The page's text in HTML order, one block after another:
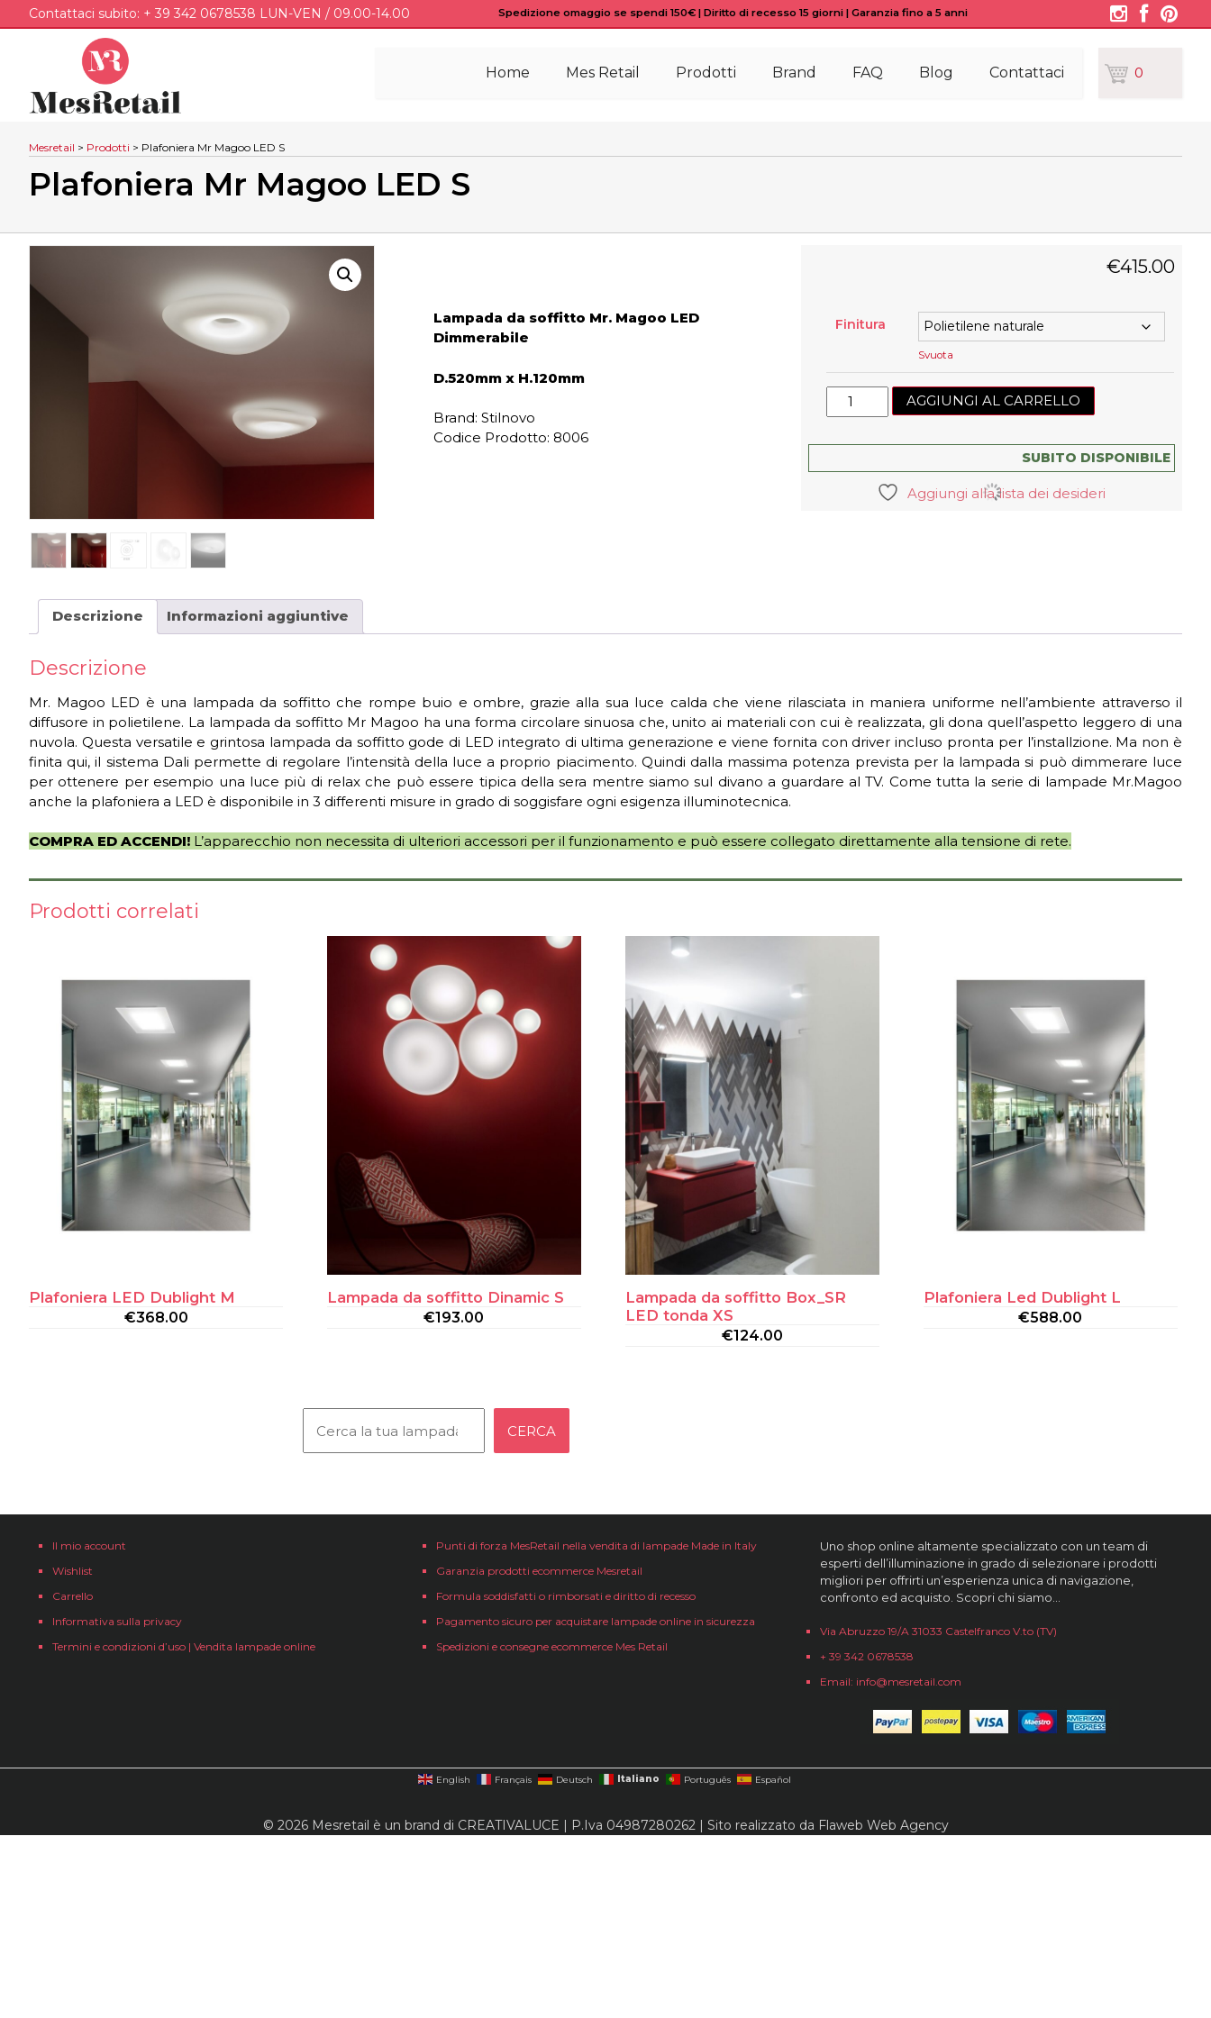
Contattaci subito: + 39 342 0678538 LUN-VEN / 09.00-14.00 Spedizione omaggio se spendi 150€ | Diritto di recesso 15 giorni | Garanzia fino a 5 anni
Home Mes Retail Prodotti Brand FAQ Blog Contattaci 0
Mesretail > Prodotti > Plafoniera Mr Magoo LED S
Plafoniera Mr Magoo LED S
€415.00
Finitura
Svuota
Plafoniera
Mr
S
quantità
AGGIUNGI AL CARRELLO
SUBITO DISPONIBILE
Aggiungi alla lista dei desideri
Lampada da soffitto Mr. Magoo LED
Dimmerabile
D.520mm x H.120mm
Brand: Stilnovo
Codice Prodotto: 8006
Descrizione Informazioni aggiuntive
Descrizione
Mr. Magoo LED è una lampada da soffitto che rompe buio e ombre, grazie alla sua luce calda che viene rilasciata in maniera uniforme nell’ambiente attraverso il
diffusore in polietilene. La lampada da soffitto Mr Magoo ha una forma circolare sinuosa che, unito ai materiali con cui è realizzata, gli dona quell’aspetto leggero di una
nuvola. Questa versatile e grintosa lampada da soffitto gode di LED integrato di ultima generazione e viene fornita con driver incluso pronta per l’installzione. Ma non è
finita qui, il sistema Dali permette di regolare l’intensità della luce a proprio piacimento. Quindi dalla massima potenza prevista per la lampada si può dimmerare luce
per ottenere per esempio una luce più di relax che può essere tipica della sera mentre siamo sul divano a guardare al TV. Come tutta la serie di lampade Mr.Magoo
anche la plafoniera a LED è disponibile in 3 differenti misure in grado di soggisfare ogni esigenza illuminotecnica.
COMPRA ED ACCENDI! L’apparecchio non necessita di ulteriori accessori per il funzionamento e può essere collegato direttamente alla tensione di rete.
Prodotti correlati
Plafoniera LED Dublight M
€368.00
Lampada da soffitto Dinamic S
€193.00
Lampada da soffitto Box_SR
LED tonda XS
€124.00
Plafoniera Led Dublight L
€588.00
CERCA
Il mio account
Wishlist
Carrello
Informativa sulla privacy
Termini e condizioni d’uso | Vendita lampade online
Punti di forza MesRetail nella vendita di lampade Made in Italy
Garanzia prodotti ecommerce Mesretail
Formula soddisfatti o rimborsati e diritto di recesso
Pagamento sicuro per acquistare lampade online in sicurezza
Spedizioni e consegne ecommerce Mes Retail
Uno shop online altamente specializzato con un team di
esperti dell’illuminazione in grado di selezionare i prodotti
migliori per offrirti un’esperienza unica di navigazione,
confronto ed acquisto. Scopri chi siamo…
Via Abruzzo 19/A 31033 Castelfranco V.to (TV)
+ 39 342 0678538
Email: info@mesretail.com
English Français Deutsch Italiano Português Español
© 2026 Mesretail è un brand di CREATIVALUCE | P.Iva 04987280262 | Sito realizzato da Flaweb Web Agency